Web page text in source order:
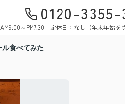
0120-3355-
～PM7:30 定休日：なし（年末年始を除
食べてみた